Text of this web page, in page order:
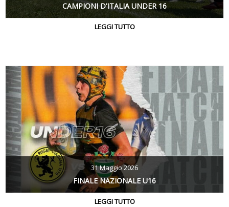
CAMPIONI D'ITALIA UNDER 16
LEGGI TUTTO
31 Maggio 2026
FINALE NAZIONALE U16
LEGGI TUTTO